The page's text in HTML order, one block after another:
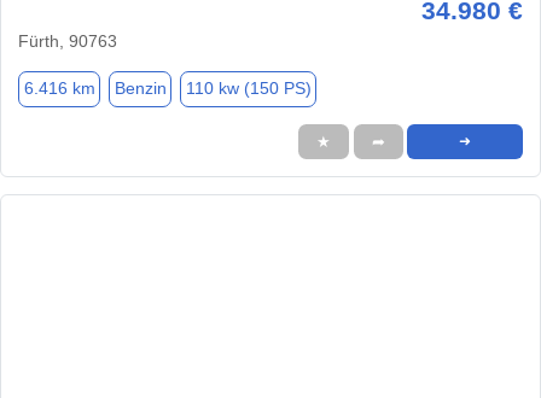
34.980 €
Fürth, 90763
6.416 km Benzin 110 kw (150 PS)
★ ➦ ➜